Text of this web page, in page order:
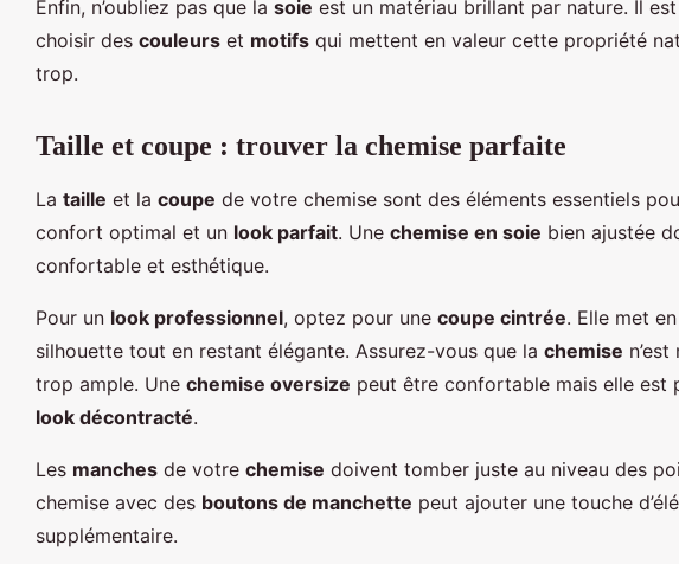
Enfin, n’oubliez pas que la soie est un matériau brillant par nature. Il
choisir des couleurs et motifs qui mettent en valeur cette propriété
trop.
Taille et coupe : trouver la chemise parfaite
La taille et la coupe de votre chemise sont des éléments essentiels
confort optimal et un look parfait. Une chemise en soie bien ajustée
confortable et esthétique.
Pour un look professionnel, optez pour une coupe cintrée. Elle met
silhouette tout en restant élégante. Assurez-vous que la chemise
trop ample. Une chemise oversize peut être confortable mais elle est
look décontracté.
Les manches de votre chemise doivent tomber juste au niveau des
chemise avec des boutons de manchette peut ajouter une touche
supplémentaire.